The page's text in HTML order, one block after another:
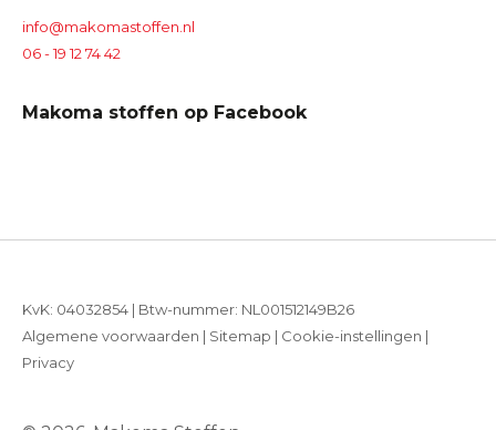
info@makomastoffen.nl
06 - 19 12 74 42
Makoma stoffen op Facebook
KvK: 04032854 | Btw-nummer: NL001512149B26
Algemene voorwaarden | Sitemap | Cookie-instellingen |
Privacy